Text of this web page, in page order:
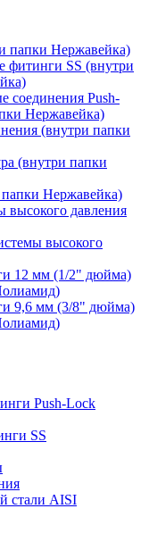
папки Нержавейка)
фитинги SS (внутри
соединения Push-
Нержавейка)
(внутри папки
(внутри папки
Нержавейка)
давления
высокого
12 мм (1/2" дюйма)
9,6 мм (3/8" дюйма)
Push-Lock
SS
стали AISI